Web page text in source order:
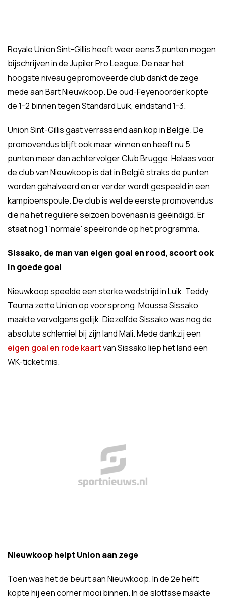
Royale Union Sint-Gillis heeft weer eens 3 punten mogen
bijschrijven in de Jupiler Pro League. De naar het
hoogste niveau gepromoveerde club dankt de zege
mede aan Bart Nieuwkoop. De oud-Feyenoorder kopte
de 1-2 binnen tegen Standard Luik, eindstand 1-3.
Union Sint-Gillis gaat verrassend aan kop in België. De
promovendus blijft ook maar winnen en heeft nu 5
punten meer dan achtervolger Club Brugge. Helaas voor
de club van Nieuwkoop is dat in België straks de punten
worden gehalveerd en er verder wordt gespeeld in een
kampioenspoule. De club is wel de eerste promovendus
die na het reguliere seizoen bovenaan is geëindigd. Er
staat nog 1 'normale' speelronde op het programma.
Sissako, de man van eigen goal en rood, scoort ook
in goede goal
Nieuwkoop speelde een sterke wedstrijd in Luik. Teddy
Teuma zette Union op voorsprong. Moussa Sissako
maakte vervolgens gelijk. Diezelfde Sissako was nog de
absolute schlemiel bij zijn land Mali. Mede dankzij een
eigen goal en rode kaartvan Sissako liep het land een
WK-ticket mis.
Nieuwkoop helpt Union aan zege
Toen was het de beurt aan Nieuwkoop. In de 2e helft
kopte hij een corner mooi binnen. In de slotfase maakte